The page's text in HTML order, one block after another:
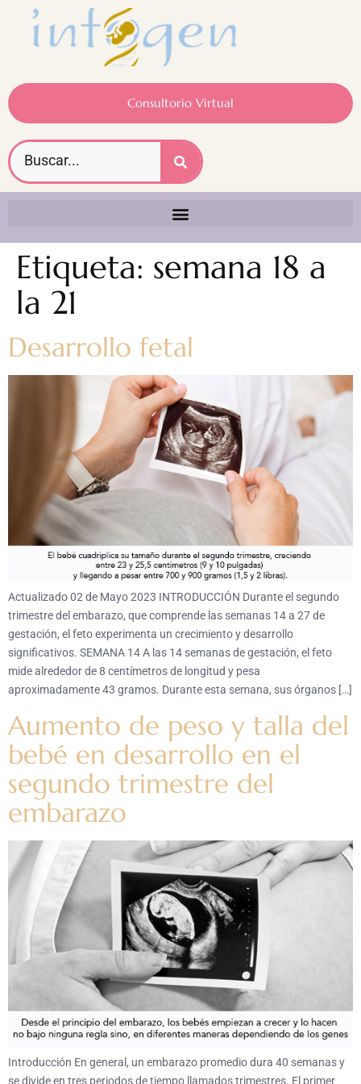
Consultorio Virtual
Etiqueta: semana 18 a
la 21
Desarrollo fetal
Actualizado 02 de Mayo 2023 INTRODUCCIÓN Durante el segundo
trimestre del embarazo, que comprende las semanas 14 a 27 de
gestación, el feto experimenta un crecimiento y desarrollo
significativos. SEMANA 14 A las 14 semanas de gestación, el feto
mide alrededor de 8 centímetros de longitud y pesa
aproximadamente 43 gramos. Durante esta semana, sus órganos […]
Aumento de peso y talla del
bebé en desarrollo en el
segundo trimestre del
embarazo
Introducción En general, un embarazo promedio dura 40 semanas y
se divide en tres periodos de tiempo llamados trimestres. El primer